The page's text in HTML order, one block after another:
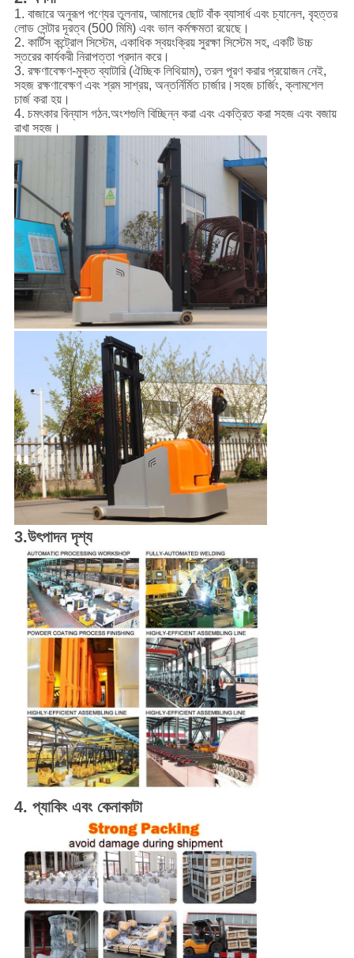
1. বাজারে অনুরূপ পণ্যের তুলনায়, আমাদের ছোট বাঁক ব্যাসার্ধ এবং চ্যানেল, বৃহত্তর
লোড সেন্টার দূরত্ব (500 মিমি) এবং ভাল কর্মক্ষমতা রয়েছে।
2. কার্টিস কন্ট্রোল সিস্টেম, একাধিক স্বয়ংক্রিয় সুরক্ষা সিস্টেম সহ, একটি উচ্চ
স্তরের কার্যকরী নিরাপত্তা প্রদান করে।
3. রক্ষণাবেক্ষণ-মুক্ত ব্যাটারি (ঐচ্ছিক লিথিয়াম), তরল পূরণ করার প্রয়োজন নেই,
সহজ রক্ষণাবেক্ষণ এবং শ্রম সাশ্রয়, অন্তর্নির্মিত চার্জার। সহজ চার্জিং, ক্লামশেল
চার্জ করা হয়।
4. চমৎকার বিন্যাস গঠন.অংশগুলি বিচ্ছিন্ন করা এবং একত্রিত করা সহজ এবং বজায়
রাখা সহজ।
3.উৎপাদন দৃশ্য
4. প্যাকিং এবং কেনাকাটা